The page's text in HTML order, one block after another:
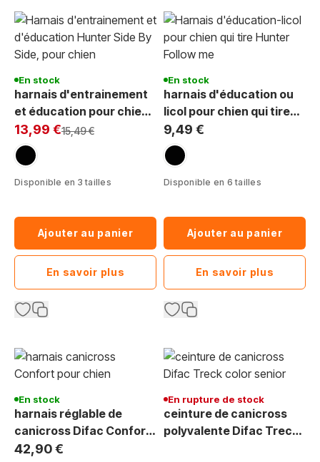
En stock
harnais d'entrainement
et éducation pour chien
qui tire Hunter Side by
Side nylon noir
Exclu Web:
13,99 €Prix normal
15,49 €
noir
Disponible en 3 tailles
Ajouter au panier
En savoir plus
En stock
harnais d'éducation ou
licol pour chien qui tire
en laisse Hunter Follow
Me
9,49 €
noir
Disponible en 6 tailles
Ajouter au panier
En savoir plus
En stock
harnais réglable de
canicross Difac Confort
pour chien
42,90 €
En rupture de stock
ceinture de canicross
polyvalente Difac Treck